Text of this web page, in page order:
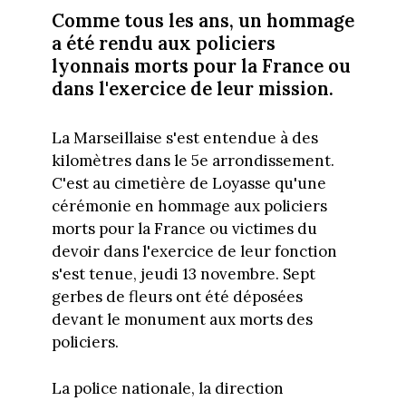
Comme tous les ans, un hommage
a été rendu aux policiers
lyonnais morts pour la France ou
dans l'exercice de leur mission.
La Marseillaise s'est entendue à des
kilomètres dans le 5e arrondissement.
C'est au cimetière de Loyasse qu'une
cérémonie en hommage aux policiers
morts pour la France ou victimes du
devoir dans l'exercice de leur fonction
s'est tenue, jeudi 13 novembre. Sept
gerbes de fleurs ont été déposées
devant le monument aux morts des
policiers.
La police nationale, la direction